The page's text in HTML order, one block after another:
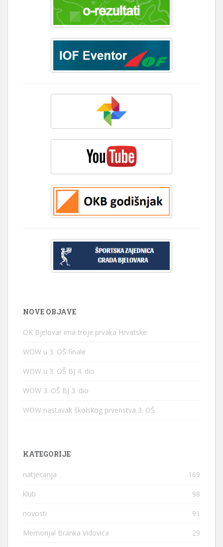
NOVE OBJAVE
OK Bjelovar ima troje prvaka Hrvatske
WOW u 3. OŠ finale
WOW u 3. OŠ BJ 4. dio
WOW 3. OŠ BJ 3. dio
WOW nastavak školskog prvenstva 3. OŠ
KATEGORIJE
natjecanja 169
klub 98
novosti 91
Memorijal Branka Vidovića 29